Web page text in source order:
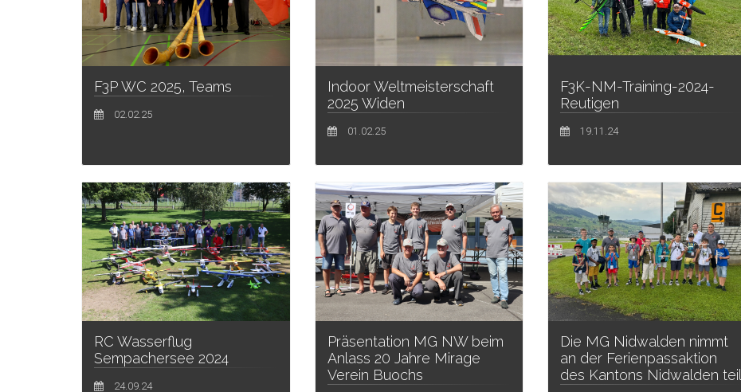
F3P WC 2025, Teams
02.02.25
Indoor Weltmeisterschaft
2025 Widen
01.02.25
F3K-NM-Training-2024-
Reutigen
19.11.24
RC Wasserflug
Sempachersee 2024
24.09.24
Präsentation MG NW beim
Anlass 20 Jahre Mirage
Verein Buochs
Die MG Nidwalden nimmt
an der Ferienpassaktion
des Kantons Nidwalden teil